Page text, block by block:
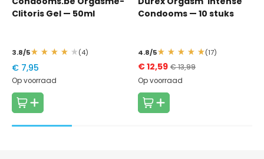
EAN code verpakking
8719322873996
verstoppingen veroorzaken)
Gebruik een condoom altijd maar eenmalig
Latexvrij
Nee Nee
Nee
Clitoris Gel — 50ml
3.8/5 (4)
€ 7,95
Op voorraad
Condooms — 10 stuks
4.8/5 (17)
€ 12,59 € 13,99
Op voorraad